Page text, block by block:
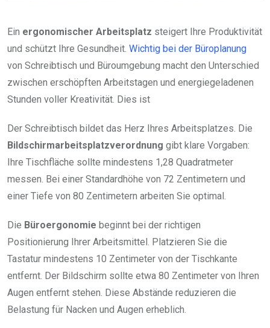
Ein ergonomischer Arbeitsplatz steigert Ihre Produktivität
und schützt Ihre Gesundheit. Wichtig bei der Büroplanung
von Schreibtisch und Büroumgebung macht den Unterschied
zwischen erschöpften Arbeitstagen und energiegeladenen
Stunden voller Kreativität. Dies ist
Der Schreibtisch bildet das Herz Ihres Arbeitsplatzes. Die
Bildschirmarbeitsplatzverordnung gibt klare Vorgaben:
Ihre Tischfläche sollte mindestens 1,28 Quadratmeter
messen. Bei einer Standardhöhe von 72 Zentimetern und
einer Tiefe von 80 Zentimetern arbeiten Sie optimal.
Die Büroergonomie beginnt bei der richtigen
Positionierung Ihrer Arbeitsmittel. Platzieren Sie die
Tastatur mindestens 10 Zentimeter von der Tischkante
entfernt. Der Bildschirm sollte etwa 80 Zentimeter von Ihren
Augen entfernt stehen. Diese Abstände reduzieren die
Belastung für Nacken und Augen erheblich.